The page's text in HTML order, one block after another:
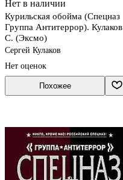
Нет в наличии
Курильская обойма (Спецназ
Группа Антитеррор). Кулаков
С. (Эксмо)
Сергей Кулаков
Нет оценок
Похожее